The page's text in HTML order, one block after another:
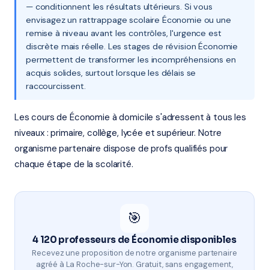
— conditionnent les résultats ultérieurs. Si vous
envisagez un rattrappage scolaire Économie ou une
remise à niveau avant les contrôles, l'urgence est
discrète mais réelle. Les stages de révision Économie
permettent de transformer les incompréhensions en
acquis solides, surtout lorsque les délais se
raccourcissent.
Les cours de Économie à domicile s'adressent à tous les
niveaux : primaire, collège, lycée et supérieur. Notre
organisme partenaire dispose de profs qualifiés pour
chaque étape de la scolarité.
🎯
4 120 professeurs de Économie disponibles
Recevez une proposition de notre organisme partenaire
agréé à La Roche-sur-Yon. Gratuit, sans engagement,